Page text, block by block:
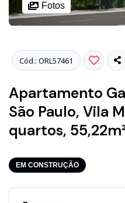
Fotos
Cód.: ORL57461
Apartamento
São Paulo, Vila
quartos,
EM CONSTRUÇÃO